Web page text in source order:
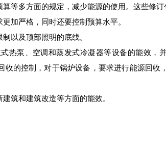
多方面的规定，减少能源的使用。这些修订
严格，同时还要控制预算水平。
以及顶部照明的底线。
泵、空调和蒸发式冷凝器等设备的能效，
的控制，对于锅炉设备，要求进行能源回收
和建筑改造等方面的能效。